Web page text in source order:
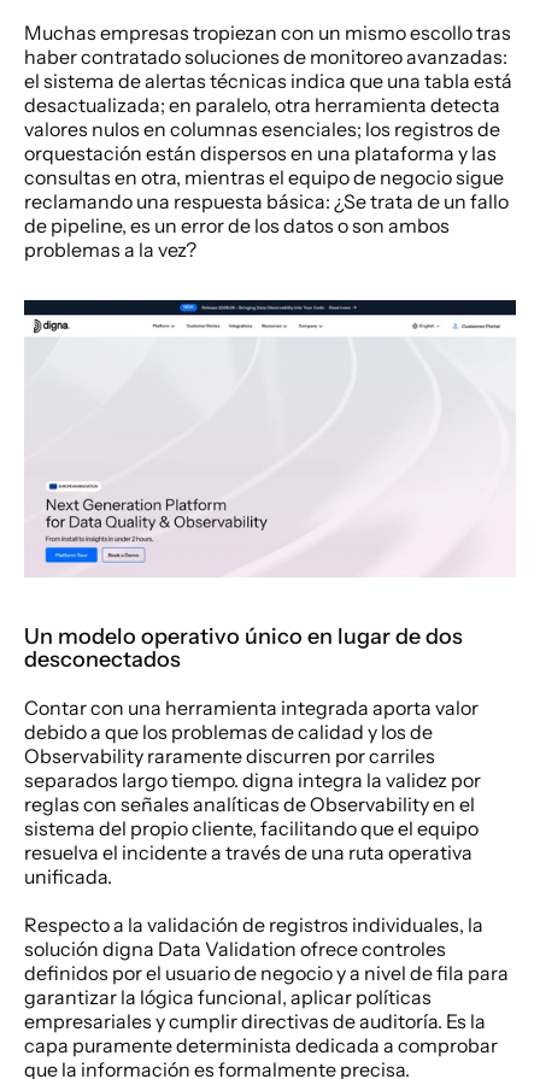
Muchas empresas tropiezan con un mismo escollo tras
haber contratado soluciones de monitoreo avanzadas:
el sistema de alertas técnicas indica que una tabla está
desactualizada; en paralelo, otra herramienta detecta
valores nulos en columnas esenciales; los registros de
orquestación están dispersos en una plataforma y las
consultas en otra, mientras el equipo de negocio sigue
reclamando una respuesta básica: ¿Se trata de un fallo
de pipeline, es un error de los datos o son ambos
problemas a la vez?
Un modelo operativo único en lugar de dos
desconectados
Contar con una herramienta integrada aporta valor
debido a que los problemas de calidad y los de
Observability raramente discurren por carriles
separados largo tiempo. digna integra la validez por
reglas con señales analíticas de Observability en el
sistema del propio cliente, facilitando que el equipo
resuelva el incidente a través de una ruta operativa
unificada.
Respecto a la validación de registros individuales, la
solución digna Data Validation ofrece controles
definidos por el usuario de negocio y a nivel de fila para
garantizar la lógica funcional, aplicar políticas
empresariales y cumplir directivas de auditoría. Es la
capa puramente determinista dedicada a comprobar
que la información es formalmente precisa.